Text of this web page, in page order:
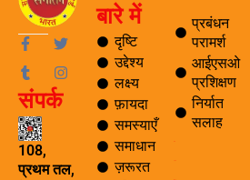
F
a
c
e
b
o
o
k
-
f
T
i
t
T
u
m
b
l
r
I
s
a
m
संपर्क
108,
प्रथम तल,
बारे में
दृष्टि
उद्देश्य
लक्ष्य
फ़ायदा
समस्याएँ
समाधान
ज़रूरत
प्रबंधन
परामर्श
आईएसओ
प्रशिक्षण
निर्यात
सलाह